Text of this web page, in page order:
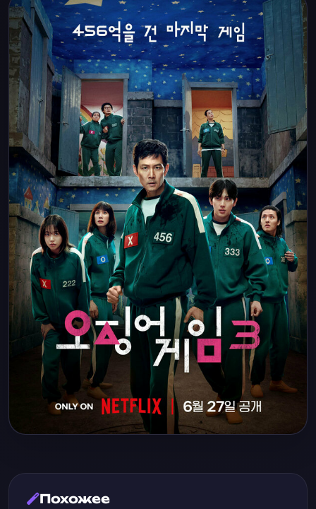
Похожее